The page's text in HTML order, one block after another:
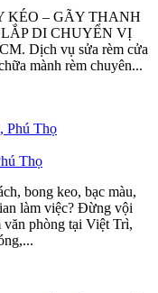
KÉO – GÃY THANH
DI CHUYỂN VỊ
Dịch vụ sửa rèm cửa
mành rèm chuyên...
Thọ
bong keo, bạc màu,
làm việc? Đừng vội
phòng tại Việt Trì,